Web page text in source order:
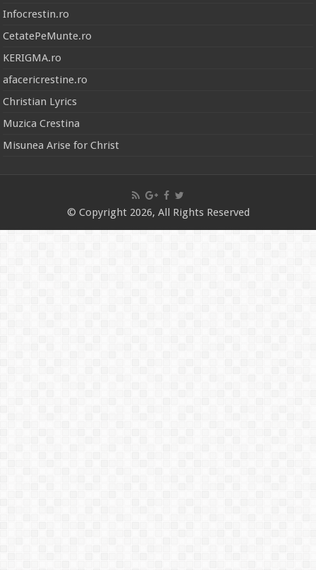
Infocrestin.ro
CetatePeMunte.ro
KERIGMA.ro
afacericrestine.ro
Christian Lyrics
Muzica Crestina
Misunea Arise for Christ
© Copyright 2026, All Rights Reserved